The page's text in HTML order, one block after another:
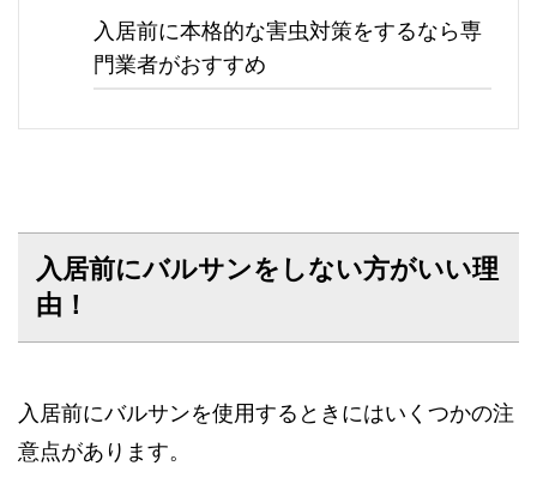
入居前に本格的な害虫対策をするなら専
門業者がおすすめ
入居前にバルサンをしない方がいい理
由！
入居前にバルサンを使用するときにはいくつかの注
意点があります。